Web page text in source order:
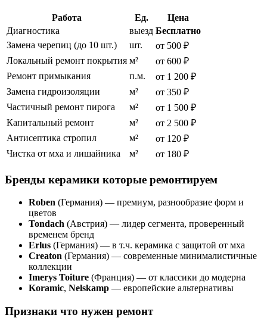
Работа Ед.
Цена
Диагностика
выезд Бесплатно
Замена черепиц (до 10 шт.)
шт.
от 500 ₽
Локальный ремонт покрытия м²
от 600 ₽
Ремонт примыкания
п.м.
от 1 200 ₽
Замена гидроизоляции
м²
от 350 ₽
Частичный ремонт пирога
м²
от 1 500 ₽
Капитальный ремонт
м²
от 2 500 ₽
Антисептика стропил
м²
от 120 ₽
Чистка от мха и лишайника
м² от 180 ₽
Бренды керамики которые ремонтируем
Roben (Германия) — премиум, разнообразие форм и
цветов
Tondach (Австрия) — лидер сегмента, проверенный
временем бренд
Erlus (Германия) — в т.ч. керамика с защитой от мха
Creaton (Германия) — современные минималистичные
коллекции
Imerys Toiture (Франция) — от классики до модерна
Koramic, Nelskamp — европейские альтернативы
Признаки что нужен ремонт